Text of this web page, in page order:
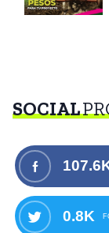
SOCIAL
0.8K